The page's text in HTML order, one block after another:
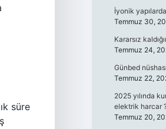
süre
İyonik
Temmuz 30,
Kararsız
Temmuz 24,
Günbed
Temmuz 22,
2025 yılında
elektrik harcar
Temmuz 20,